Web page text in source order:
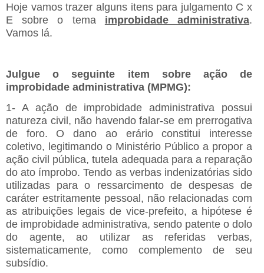
Hoje vamos trazer alguns itens para julgamento C x
E sobre o tema improbidade administrativa.
Vamos lá.
Julgue o seguinte item sobre ação de
improbidade administrativa (MPMG):
1- A ação de improbidade administrativa possui
natureza civil, não havendo falar-se em prerrogativa
de foro. O dano ao erário constitui interesse
coletivo, legitimando o Ministério Público a propor a
ação civil pública, tutela adequada para a reparação
do ato ímprobo. Tendo as verbas indenizatórias sido
utilizadas para o ressarcimento de despesas de
caráter estritamente pessoal, não relacionadas com
as atribuições legais de vice-prefeito, a hipótese é
de improbidade administrativa, sendo patente o dolo
do agente, ao utilizar as referidas verbas,
sistematicamente, como complemento de seu
subsídio.